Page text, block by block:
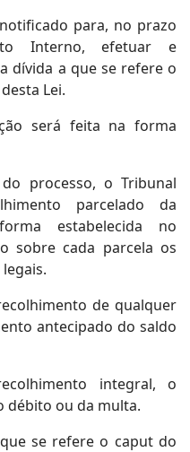
para, no prazo
Interno, efetuar e
dívida a que se refere o
Lei.
será feita na forma
processo, o Tribunal
parcelado da
estabelecida no
sobre cada parcela os
de qualquer
antecipado do saldo
integral, o
débito ou da multa.
se refere o caput do